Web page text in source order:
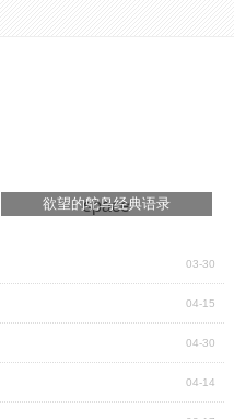
space
欲望的鸵鸟经典语录
03-30
04-15
04-30
04-14